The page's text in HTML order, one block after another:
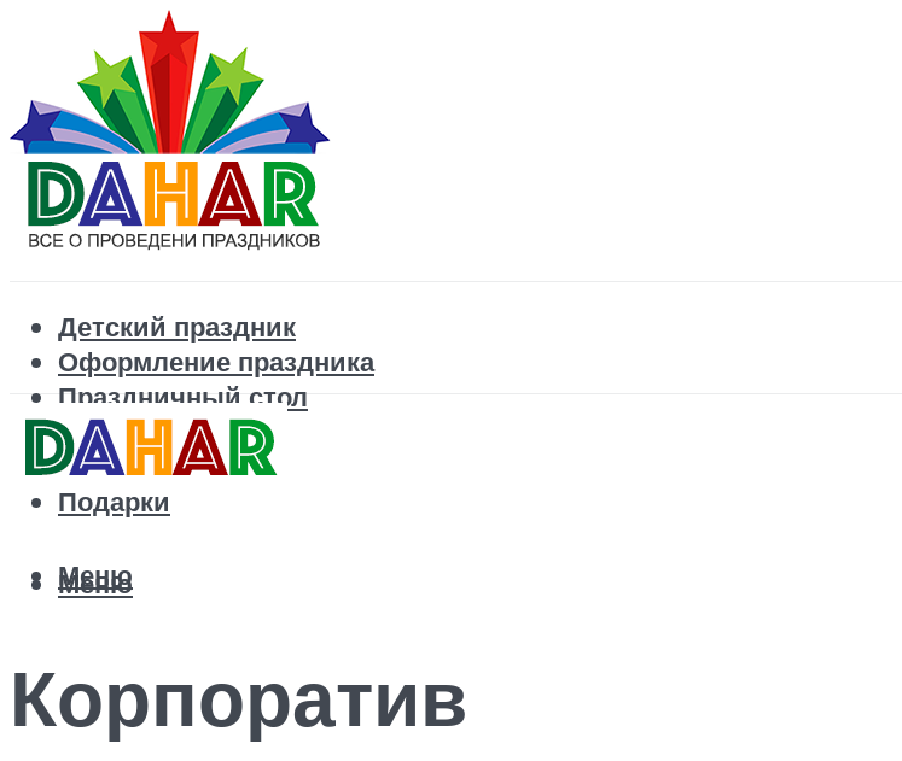
Детский праздник
Оформление праздника
Праздничный стол
Корпоратив
Поздравления
Подарки
Меню
Меню
Корпоратив